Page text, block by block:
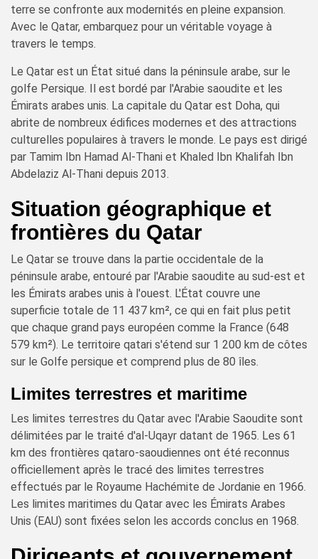
terre se confronte aux modernités en pleine expansion.
Avec le Qatar, embarquez pour un véritable voyage à
travers le temps.
Le Qatar est un État situé dans la péninsule arabe, sur le
golfe Persique. Il est bordé par l'Arabie saoudite et les
Émirats arabes unis. La capitale du Qatar est Doha, qui
abrite de nombreux édifices modernes et des attractions
culturelles populaires à travers le monde. Le pays est dirigé
par Tamim Ibn Hamad Al-Thani et Khaled Ibn Khalifah Ibn
Abdelaziz Al-Thani depuis 2013.
Situation géographique et
frontières du Qatar
Le Qatar se trouve dans la partie occidentale de la
péninsule arabe, entouré par l'Arabie saoudite au sud-est et
les Émirats arabes unis à l'ouest. L'État couvre une
superficie totale de 11 437 km², ce qui en fait plus petit
que chaque grand pays européen comme la France (648
579 km²). Le territoire qatari s'étend sur 1 200 km de côtes
sur le Golfe persique et comprend plus de 80 îles.
Limites terrestres et maritime
Les limites terrestres du Qatar avec l'Arabie Saoudite sont
délimitées par le traité d'al-Uqayr datant de 1965. Les 61
km des frontières qataro-saoudiennes ont été reconnus
officiellement après le tracé des limites terrestres
effectués par le Royaume Hachémite de Jordanie en 1966.
Les limites maritimes du Qatar avec les Émirats Arabes
Unis (EAU) sont fixées selon les accords conclus en 1968.